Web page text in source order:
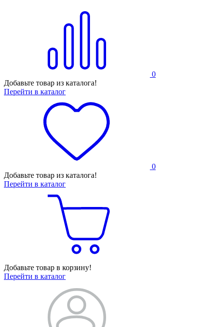
0
Добавьте товар из каталога!
Перейти в каталог
0
Добавьте товар из каталога!
Перейти в каталог
Добавьте товар в корзину!
Перейти в каталог